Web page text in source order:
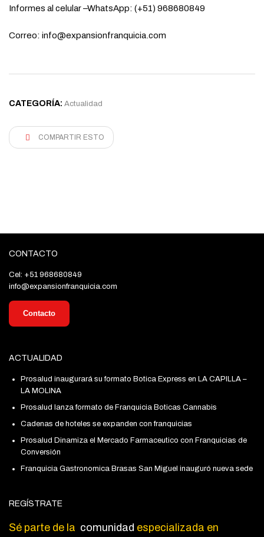
Informes al celular –WhatsApp: (+51) 968680849
Correo: info@expansionfranquicia.com
CATEGORÍA: Actualidad
COMPARTIR ESTO
CONTACTO
Cel: +51 968680849
info@expansionfranquicia.com
Contacto
ACTUALIDAD
Prosalud inaugurará su formato Botica Express en LA CAPILLA –
LA MOLINA
Prosalud lanza formato de Franquicia Boticas Cannabis
Cadenas de hoteles se expanden con franquicias
Prosalud Dinamiza el Mercado Farmaceutico con Franquicias de
Conversión
Franquicia Gastronomica Brasas San Miguel inauguró nueva sede
REGÍSTRATE
Sé parte de la comunidad especializada en